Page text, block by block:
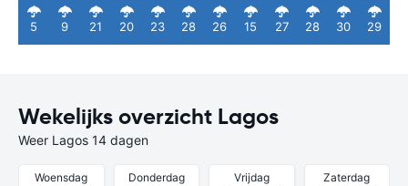
5 9 21 20 23 28 26 15 27 28 30 29
Wekelijks overzicht Lagos
Weer Lagos 14 dagen
Woensdag
Donderdag
Vrijdag
Zaterdag